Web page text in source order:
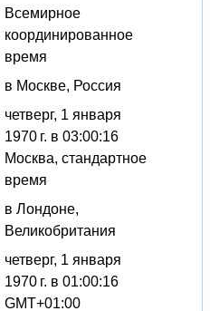
Всемирное
координированное
время
в Москве, Россия
четверг, 1 января
1970 г. в 03:00:16
Москва, стандартное
время
в Лондоне,
Великобритания
четверг, 1 января
1970 г. в 01:00:16
GMT+01:00